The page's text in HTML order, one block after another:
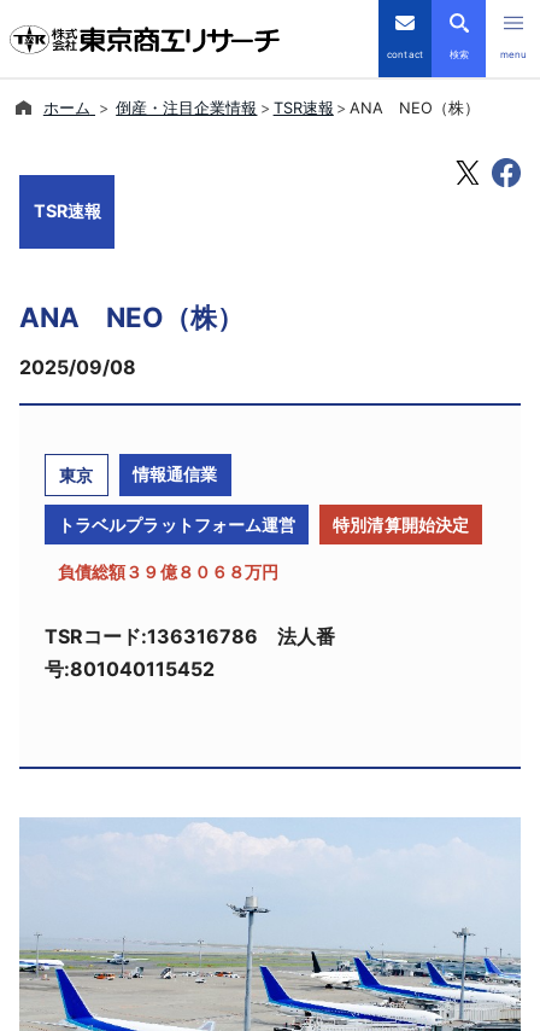
contact 検索 menu
優良企業サイト
導入事例
採用情報
よくあるご質問
ホーム 倒産・注目企業情報 TSR速報 ANA NEO（株）
TSR速報
ANA NEO（株）
2025/09/08
東京 情報通信業
トラベルプラットフォーム運営 特別清算開始決定
負債総額３９億８０６８万円
TSRコード:136316786 法人番
号:801040115452